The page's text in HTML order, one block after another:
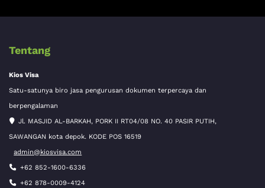
Tentang
Kios Visa
Satu-satunya biro jasa pengurusan dokumen terpercaya dan
berpengalaman
Jl. MASJID AL-BARKAH, PORK II RT04/08 NO. 40 PASIR PUTIH,
SAWANGAN kota depok. KODE POS 16519
admin@kiosvisa.com
+62 852-1600-6336
+62 878-0009-4124